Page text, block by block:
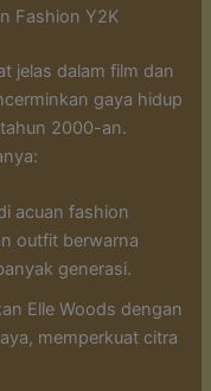
Fashion Y2K
jelas dalam film dan
gaya hidup
2000-an.
acuan fashion
outfit berwarna
generasi.
Elle Woods dengan
memperkuat citra